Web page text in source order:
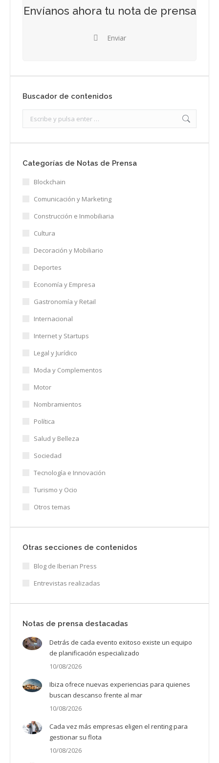
Envíanos ahora tu nota de prensa
Enviar
Buscador de contenidos
Categorías de Notas de Prensa
Blockchain
Comunicación y Marketing
Construcción e Inmobiliaria
Cultura
Decoración y Mobiliario
Deportes
Economía y Empresa
Gastronomía y Retail
Internacional
Internet y Startups
Legal y Jurídico
Moda y Complementos
Motor
Nombramientos
Política
Salud y Belleza
Sociedad
Tecnología e Innovación
Turismo y Ocio
Otros temas
Otras secciones de contenidos
Blog de Iberian Press
Entrevistas realizadas
Notas de prensa destacadas
Detrás de cada evento exitoso existe un equipo
de planificación especializado
10/08/2026
Ibiza ofrece nuevas experiencias para quienes
buscan descanso frente al mar
10/08/2026
Cada vez más empresas eligen el renting para
gestionar su flota
10/08/2026